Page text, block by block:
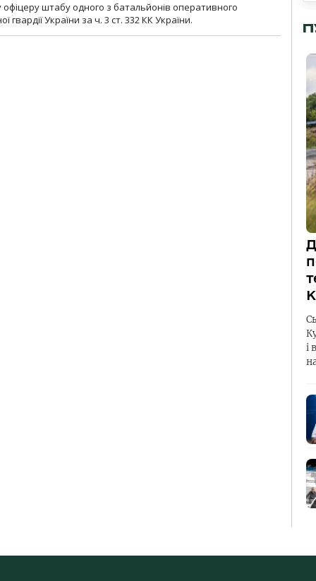
штабу одного з батальйонів оперативного
гвардії України за ч. 3 ст. 332 КК України.
і